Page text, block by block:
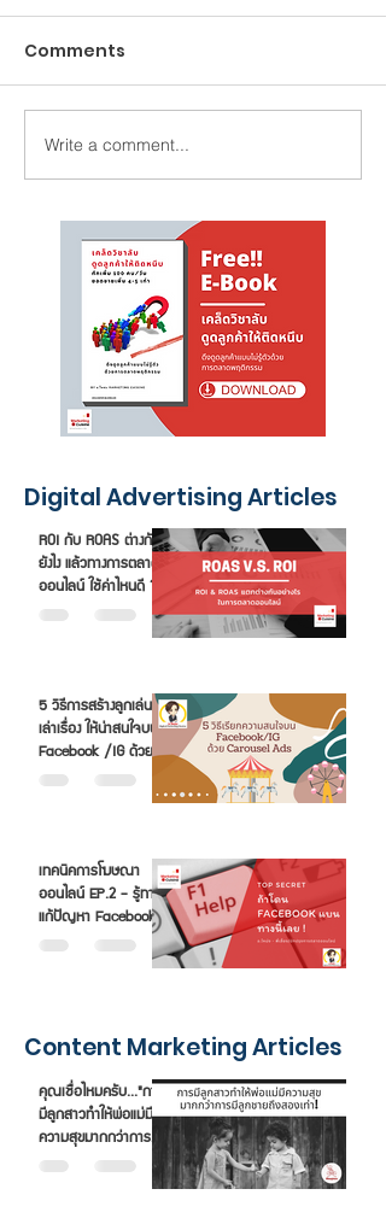
ทำไมเด็กวัยรุ่นชอบเล่น
Instagram แต่ไม่ซื้อของ
บน IG ?
Comments
Write a comment...
Digital Advertising Articles
ROI กับ ROAS ต่างกัน
ยังไง แล้วทางการตลาด
ออนไลน์ ใช้ค่าไหนดี ?
5 วิธีการสร้างลูกเล่น
เล่าเรื่อง ให้น่าสนใจบน
Facebook /IG ด้วย
Carousel Ads
เทคนิคการโฆษณา
ออนไลน์ EP.2 - รู้ทาง
แก้ปัญหา Facebook
HELP
Content Marketing Articles
คุณเชื่อไหมครับ..."การ
มีลูกสาวทำให้พ่อแม่มี
ความสุขมากกว่าการมี
ลูกชายถึงสองเท่า"